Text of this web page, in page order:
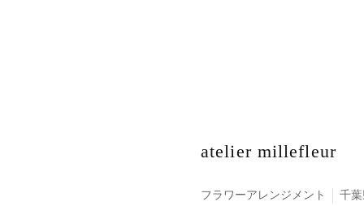
atelier millefleur
フラワーアレンジメント 千